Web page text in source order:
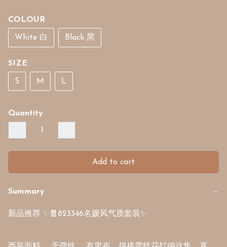
COLOUR
White 白 Black 黑
SIZE
S M L
Quantity
Add to cart
Summary −
新品推荐 ✨🧧823346名媛风气质套装✨